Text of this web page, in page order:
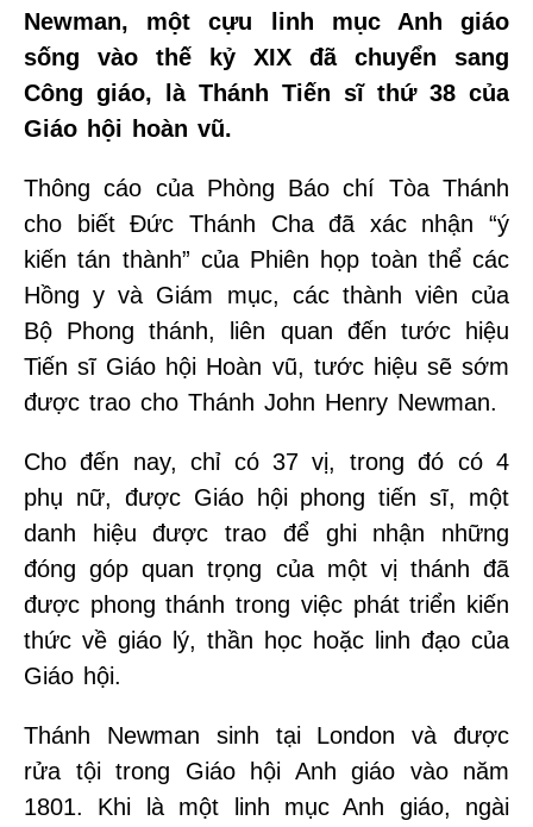
Newman, một cựu linh mục Anh giáo
sống vào thế kỷ XIX đã chuyển sang
Công giáo, là Thánh Tiến sĩ thứ 38 của
Giáo hội hoàn vũ.
Thông cáo của Phòng Báo chí Tòa Thánh
cho biết Đức Thánh Cha đã xác nhận “ý
kiến tán thành” của Phiên họp toàn thể các
Hồng y và Giám mục, các thành viên của
Bộ Phong thánh, liên quan đến tước hiệu
Tiến sĩ Giáo hội Hoàn vũ, tước hiệu sẽ sớm
được trao cho Thánh John Henry Newman.
Cho đến nay, chỉ có 37 vị, trong đó có 4
phụ nữ, được Giáo hội phong tiến sĩ, một
danh hiệu được trao để ghi nhận những
đóng góp quan trọng của một vị thánh đã
được phong thánh trong việc phát triển kiến
thức về giáo lý, thần học hoặc linh đạo của
Giáo hội.
Thánh Newman sinh tại London và được
rửa tội trong Giáo hội Anh giáo vào năm
1801. Khi là một linh mục Anh giáo, ngài